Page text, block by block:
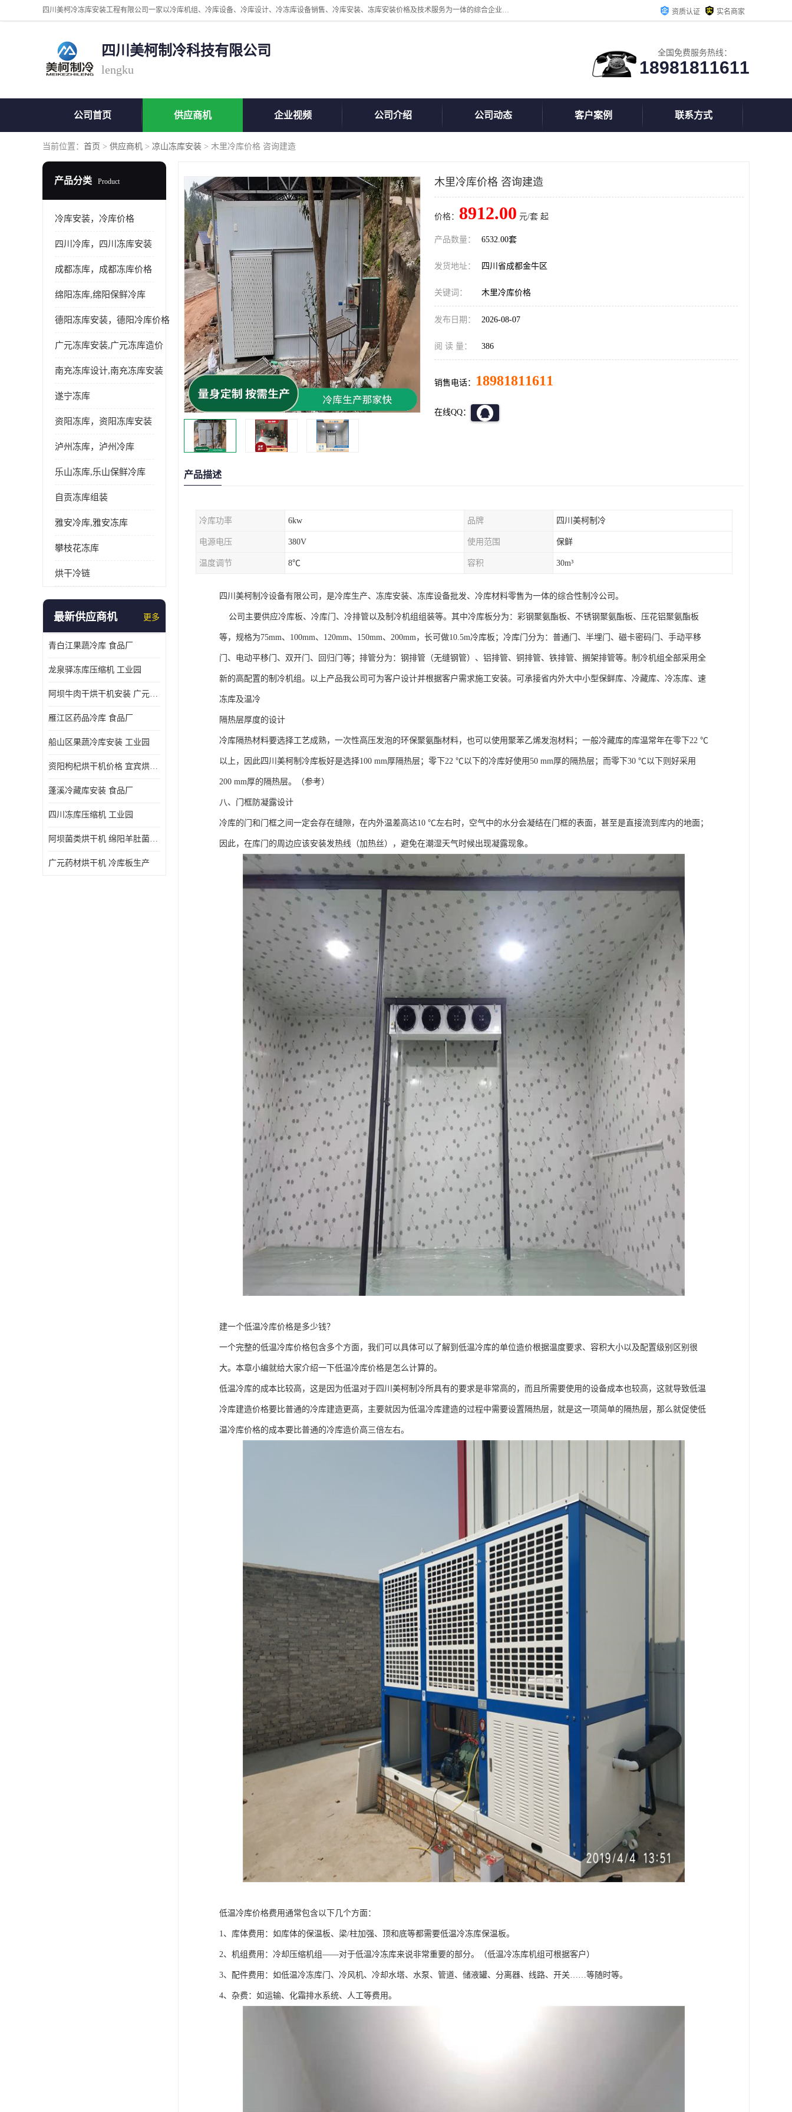
四川美柯冷冻库安装工程有限公司一家以冷库机组、冷库设备、冷库设计、冷冻库设备销售、冷库安装、冻库安装价格及技术服务为一体的综合企业，咨询热线：同等设备材料优惠10% 。公司各种类型安装组合式冷库、冷冻库、冷藏库、气调保鲜库、并提供成套设备供应、安装与调试、维护与维修、技术咨询、操作维修人员技术培训等 资质认证 实名商家
四川美柯制冷科技有限公司
lengku
全国免费服务热线：
18981811611
公司首页 供应商机 企业视频 公司介绍 公司动态 客户案例 联系方式
当前位置： 首页 > 供应商机 > 凉山冻库安装 > 木里冷库价格 咨询建造
产品分类 Product
冷库安装，冷库价格
四川冷库，四川冻库安装
成都冻库，成都冻库价格
绵阳冻库,绵阳保鲜冷库
德阳冻库安装，德阳冷库价格
广元冻库安装,广元冻库造价
南充冻库设计,南充冻库安装
遂宁冻库
资阳冻库，资阳冻库安装
泸州冻库，泸州冷库
乐山冻库,乐山保鲜冷库
自贡冻库组装
雅安冷库,雅安冻库
攀枝花冻库
烘干冷链
最新供应商机 更多
青白江果蔬冷库 食品厂
龙泉驿冻库压缩机 工业园
阿坝牛肉干烘干机安装 广元牛肉干烘干机 安装造价
雁江区药品冷库 食品厂
船山区果蔬冷库安装 工业园
资阳枸杞烘干机价格 宜宾烘房价格 冷库板生产
蓬溪冷藏库安装 食品厂
四川冻库压缩机 工业园
阿坝菌类烘干机 绵阳羊肚菌烘干机安装 安装造价
广元药材烘干机 冷库板生产
木里冷库价格 咨询建造
价格： 8912.00 元/套 起
产品数量： 6532.00套
发货地址： 四川省成都金牛区
关键词： 木里冷库价格
发布日期： 2026-08-07
阅 读 量： 386
销售电话： 18981811611
在线QQ：
产品描述
冷库功率 6kw 品牌 四川美柯制冷
电源电压 380V 使用范围 保鲜
温度调节 8℃ 容积 30m³
四川美柯制冷设备有限公司，是冷库生产、冻库安装、冻库设备批发、冷库材料零售为一体的综合性制冷公司。
公司主要供应冷库板、冷库门、冷排管以及制冷机组组装等。其中冷库板分为：彩钢聚氨酯板、不锈钢聚氨酯板、压花铝聚氨酯板
等，规格为75mm、100mm、120mm、150mm、200mm，长可做10.5m冷库板；冷库门分为：普通门、半埋门、磁卡密码门、手动平移
门、电动平移门、双开门、回归门等；排管分为：钢排管（无缝钢管）、铝排管、铜排管、铁排管、搁架排管等。制冷机组全部采用全
新的高配置的制冷机组。以上产品我公司可为客户设计并根据客户需求施工安装。可承接省内外大中小型保鲜库、冷藏库、冷冻库、速
冻库及温冷
隔热层厚度的设计
冷库隔热材料要选择工艺成熟，一次性高压发泡的环保聚氨酯材料，也可以使用聚苯乙烯发泡材料；一般冷藏库的库温常年在零下22 ℃
以上，因此四川美柯制冷库板好是选择100 mm厚隔热层；零下22 ℃以下的冷库好使用50 mm厚的隔热层；而零下30 ℃以下则好采用
200 mm厚的隔热层。（参考）
八、门框防凝露设计
冷库的门和门框之间一定会存在缝隙，在内外温差高达10 ℃左右时，空气中的水分会凝结在门框的表面，甚至是直接流到库内的地面；
因此，在库门的周边应该安装发热线（加热丝），避免在潮湿天气时候出现凝露现象。
建一个低温冷库价格是多少钱？
一个完整的低温冷库价格包含多个方面，我们可以具体可以了解到低温冷库的单位造价根据温度要求、容积大小以及配置级别区别很
大。本章小编就给大家介绍一下低温冷库价格是怎么计算的。
低温冷库的成本比较高，这是因为低温对于四川美柯制冷所具有的要求是非常高的，而且所需要使用的设备成本也较高，这就导致低温
冷库建造价格要比普通的冷库建造更高，主要就因为低温冷库建造的过程中需要设置隔热层，就是这一项简单的隔热层，那么就促使低
温冷库价格的成本要比普通的冷库造价高三倍左右。
低温冷库价格费用通常包含以下几个方面：
1、库体费用：如库体的保温板、梁/柱加强、顶和底等都需要低温冷冻库保温板。
2、机组费用：冷却压缩机组——对于低温冷冻库来说非常重要的部分。（低温冷冻库机组可根据客户）
3、配件费用：如低温冷冻库门、冷风机、冷却水塔、水泵、管道、储液罐、分离器、线路、开关……等随时等。
4、杂费：如运输、化霜排水系统、人工等费用。